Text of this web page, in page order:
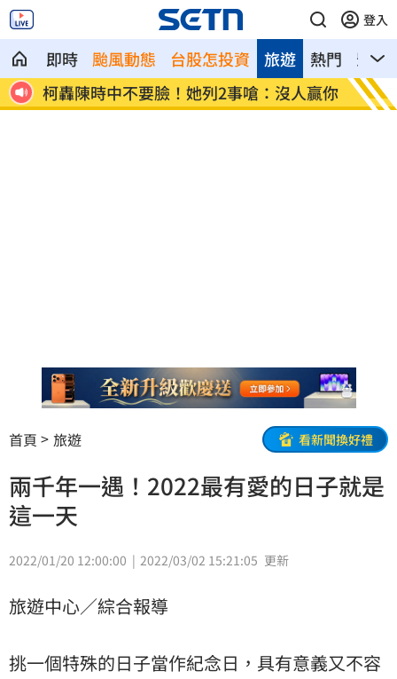
登入
即時 颱風動態 台股怎投資 熱門 影音
旅遊
柯轟陳時中不要臉！她列2事嗆：沒人贏你 白海
報
首頁 旅遊 看新聞換好禮
兩千年一遇！2022最有愛的日子就是
這一天
2022/01/20 12:00:00 2022/03/02 15:21:05 更新
旅遊中心／綜合報導
挑一個特殊的日子當作紀念日，具有意義又不容